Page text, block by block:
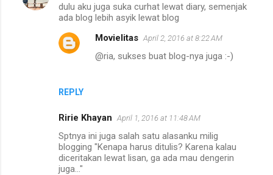
dulu aku juga suka curhat lewat diary, semenjak
ada blog lebih asyik lewat blog
REPLY
Movielitas April 2, 2016 at 8:22 AM
@ria, sukses buat blog-nya juga :-)
Ririe Khayan April 1, 2016 at 11:48 AM
Sptnya ini juga salah satu alasanku milig
blogging "Kenapa harus ditulis? Karena kalau
diceritakan lewat lisan, ga ada mau dengerin
juga..."